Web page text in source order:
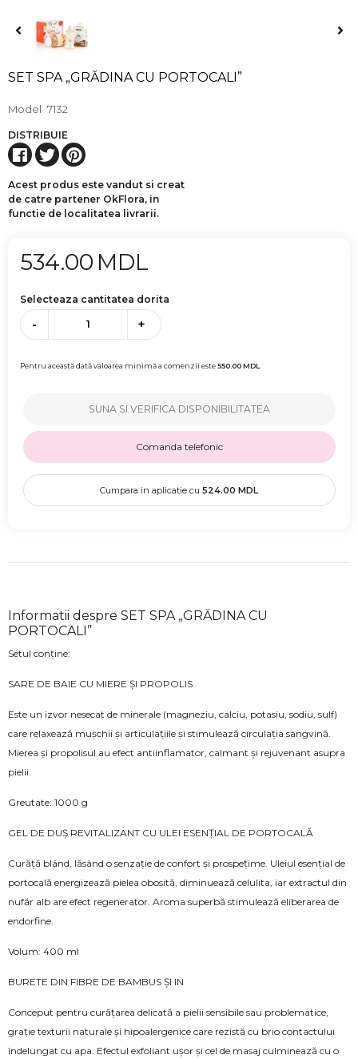
SET SPA „GRĂDINA CU PORTOCALI”
Model 7132
DISTRIBUIE
Acest produs este vandut si creat
de catre partener OkFlora, in
functie de localitatea livrarii.
534.00 MDL
Selecteaza cantitatea dorita
- +
Pentru această dată valoarea minimă a comenzii este550.00MDL
SUNA SI VERIFICA DISPONIBILITATEA
Comanda telefonic
Cumpara in aplicatie cu 524.00 MDL
Informatii despre SET SPA „GRĂDINA CU
PORTOCALI”
Setul conține:
SARE DE BAIE CU MIERE ȘI PROPOLIS
Este un izvor nesecat de minerale (magneziu, calciu, potasiu, sodiu, sulf)
care relaxează mușchii și articulațiile și stimulează circulația sangvină.
Mierea și propolisul au efect antiinflamator, calmant și rejuvenant asupra
pielii.
Greutate: 1000 g
GEL DE DUȘ REVITALIZANT CU ULEI ESENȚIAL DE PORTOCALĂ
Curăță blând, lăsând o senzație de confort și prospețime. Uleiul esențial de
portocală energizează pielea obosită, diminuează celulita, iar extractul din
nufăr alb are efect regenerator. Aroma superbă stimulează eliberarea de
endorfine.
Volum: 400 ml
BURETE DIN FIBRE DE BAMBUS ȘI IN
Conceput pentru curățarea delicată a pielii sensibile sau problematice,
grație texturii naturale și hipoalergenice care rezistă cu brio contactului
îndelungat cu apa. Efectul exfoliant ușor și cel de masaj culminează cu o